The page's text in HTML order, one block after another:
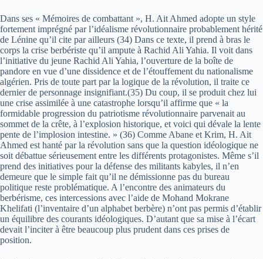
Dans ses « Mémoires de combattant », H. Ait Ahmed adopte un style
fortement imprégné par l’idéalisme révolutionnaire probablement hérité
de Lénine qu’il cite par ailleurs (34) Dans ce texte, il prend à bras le
corps la crise berbériste qu’il ampute à Rachid Ali Yahia. Il voit dans
l’initiative du jeune Rachid Ali Yahia, l’ouverture de la boîte de
pandore en vue d’une dissidence et de l’étouffement du nationalisme
algérien. Pris de toute part par la logique de la révolution, il traite ce
dernier de personnage insignifiant.(35) Du coup, il se produit chez lui
une crise assimilée à une catastrophe lorsqu’il affirme que « la
formidable progression du patriotisme révolutionnaire parvenait au
sommet de la crête, à l’explosion historique, et voici qui dévale la lente
pente de l’implosion intestine. » (36) Comme Abane et Krim, H. Ait
Ahmed est hanté par la révolution sans que la question idéologique ne
soit débattue sérieusement entre les différents protagonistes. Même s’il
prend des initiatives pour la défense des militants kabyles, il n’en
demeure que le simple fait qu’il ne démissionne pas du bureau
politique reste problématique. A l’encontre des animateurs du
berbérisme, ces intercessions avec l’aide de Mohand Mokrane
Khelifati (l’inventaire d’un alphabet berbère) n’ont pas permis d’établir
un équilibre des courants idéologiques. D’autant que sa mise à l’écart
devait l’inciter à être beaucoup plus prudent dans ces prises de
position.